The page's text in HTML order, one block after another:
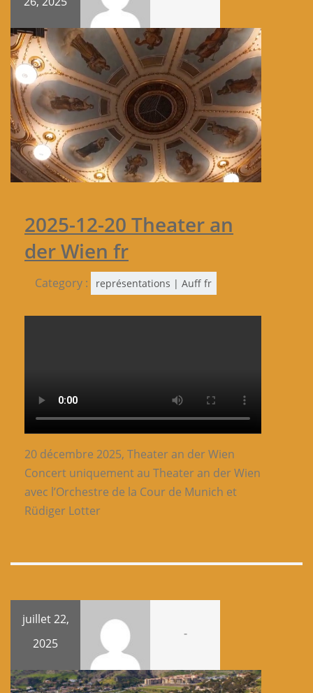
2025-12-20 Theater an
der Wien fr
Category : représentations | Auff fr
20 décembre 2025, Theater an der Wien
Concert uniquement au Theater an der Wien
avec l’Orchestre de la Cour de Munich et
Rüdiger Lotter
juillet 22,
2025
-